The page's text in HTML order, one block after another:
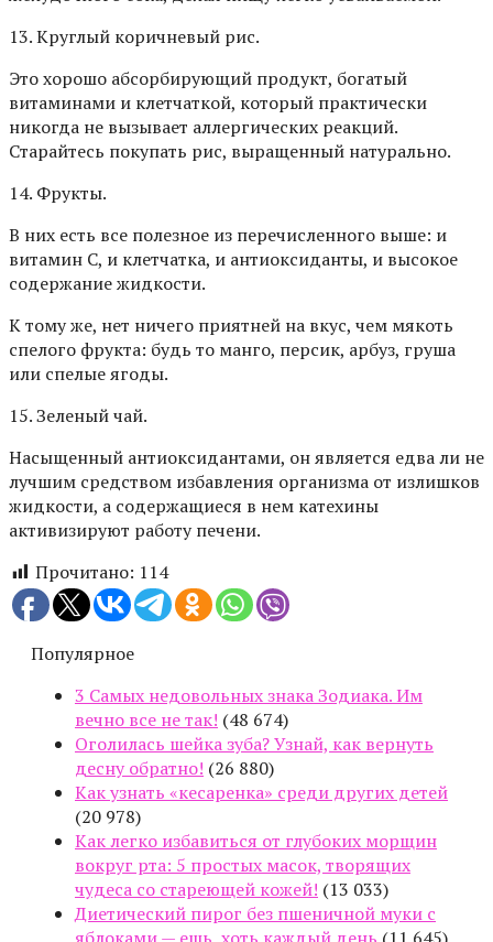
13. Круглый коричневый рис.
Это хорошо абсорбирующий продукт, богатый
витаминами и клетчаткой, который практически
никогда не вызывает аллергических реакций.
Старайтесь покупать рис, выращенный натурально.
14. Фрукты.
В них есть все полезное из перечисленного выше: и
витамин С, и клетчатка, и антиоксиданты, и высокое
содержание жидкости.
К тому же, нет ничего приятней на вкус, чем мякоть
спелого фрукта: будь то манго, персик, арбуз, груша
или спелые ягоды.
15. Зеленый чай.
Насыщенный антиоксидантами, он является едва ли не
лучшим средством избавления организма от излишков
жидкости, а содержащиеся в нем катехины
активизируют работу печени.
Прочитано: 114
Популярное
3 Самых недовольных знака Зодиака. Им
вечно все не так! (48 674)
Оголилась шейка зуба? Узнай, как вернуть
десну обратно! (26 880)
Как узнать «кесаренка» среди других детей
(20 978)
Как легко избавиться от глубоких морщин
вокруг рта: 5 простых масок, творящих
чудеса со стареющей кожей! (13 033)
Диетический пирог без пшеничной муки с